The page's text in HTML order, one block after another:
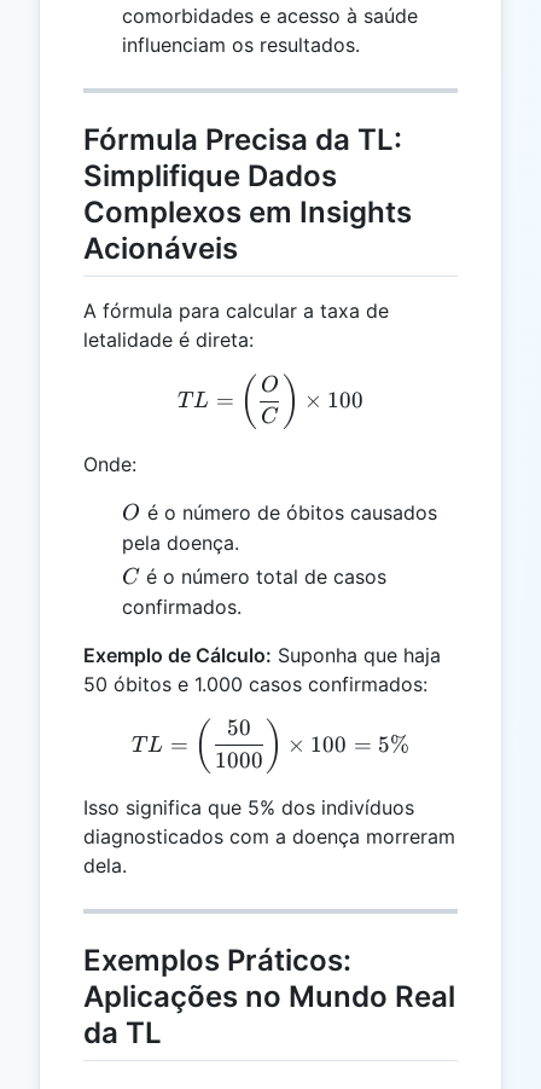
comorbidades e acesso à saúde
influenciam os resultados.
Fórmula Precisa da TL:
Simplifique Dados
Complexos em Insights
Acionáveis
A fórmula para calcular a taxa de
letalidade é direta:
TL =
T L = ( C
O ) × 100
Onde:
O
O é o número de óbitos causados
pela doença.
C
C é o número total de casos
confirmados.
Exemplo de Cálculo: Suponha que haja
50 óbitos e 1.000 casos confirmados:
TL =
T L = ( 1000
50 ) × 100 = 5%
Isso significa que 5% dos indivíduos
diagnosticados com a doença morreram
dela.
Exemplos Práticos:
Aplicações no Mundo Real
da TL